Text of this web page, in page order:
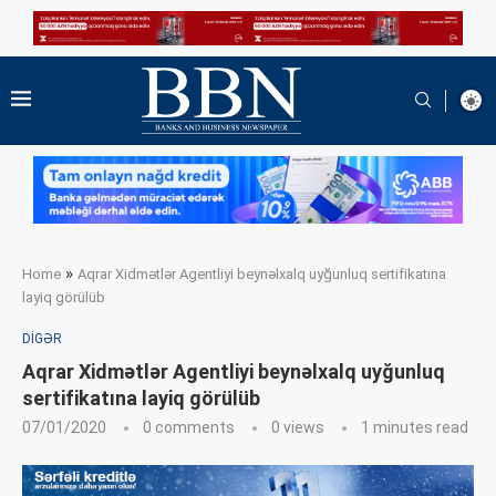
Home » Aqrar Xidmətlər Agentliyi beynəlxalq uyğunluq sertifikatına
layiq görülüb
DIGƏR
Aqrar Xidmətlər Agentliyi beynəlxalq uyğunluq
sertifikatına layiq görülüb
07/01/2020 0 comments 0 views 1 minutes read